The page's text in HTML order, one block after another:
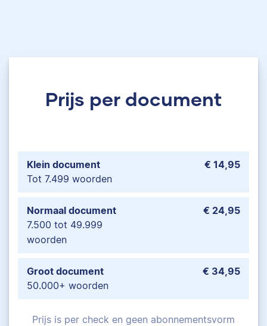
Prijs per document
Klein document
Tot 7.499 woorden
€ 14,95
Normaal document
7.500 tot 49.999
woorden
€ 24,95
Groot document
50.000+ woorden
€ 34,95
Prijs is per check en geen abonnementsvorm